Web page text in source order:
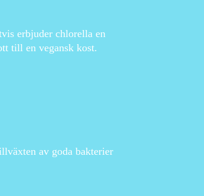
erbjuder chlorella en
till en vegansk kost.
av goda bakterier